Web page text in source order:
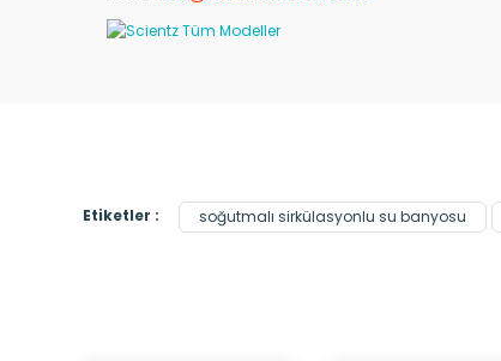
Etiketler : soğutmalı sirkülasyonlu su banyosu